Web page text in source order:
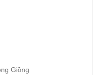
Giồng